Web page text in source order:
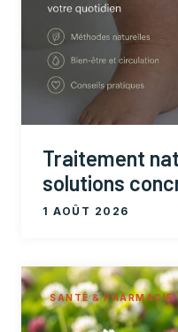
Traitement
solutions
1 AOÛT 2026
SANTÉ & PHARMACIE